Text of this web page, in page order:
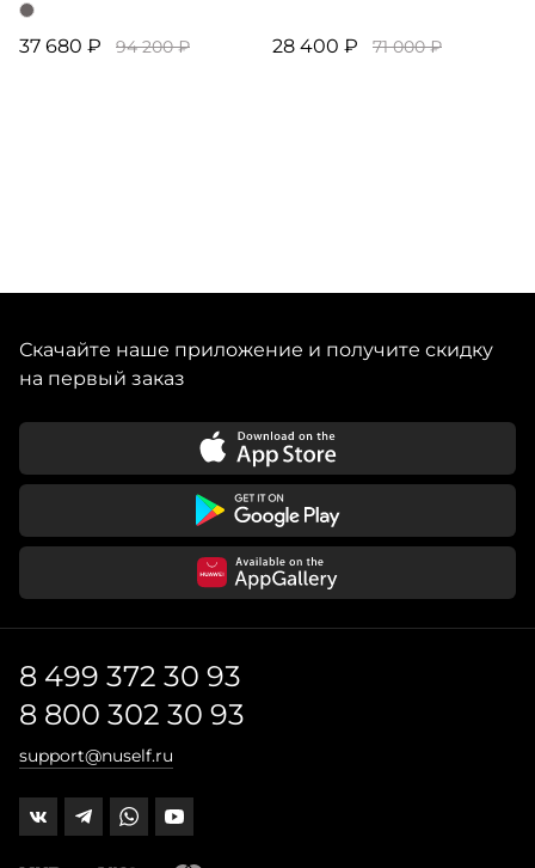
37 680 ₽ 94 200 ₽ 28 400 ₽ 71 000 ₽
Скачайте наше приложение и получите скидку
на первый заказ
8 499 372 30 93
8 800 302 30 93
support@nuself.ru